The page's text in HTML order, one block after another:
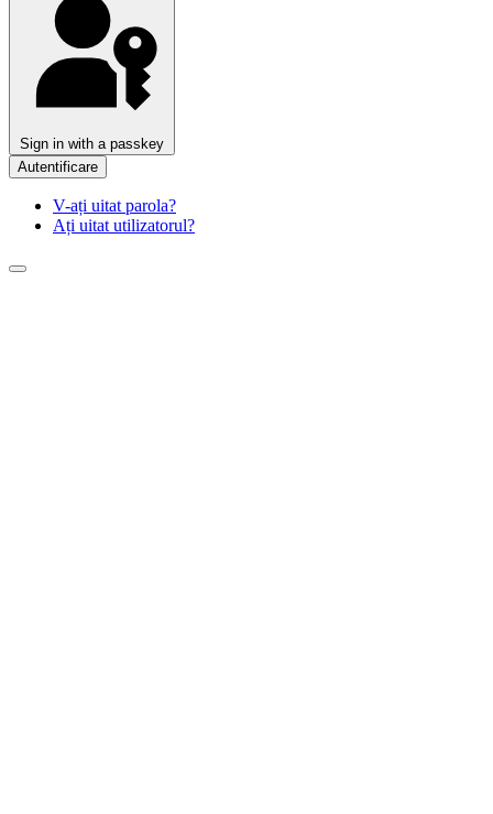
Sign in with a passkey
Autentificare
V-ați uitat parola?
Ați uitat utilizatorul?